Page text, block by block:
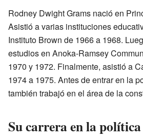
Rodney Dwight Grams nació en
Asistió a varias instituciones
Instituto Brown de 1966 a 1968.
estudios en Anoka-Ramsey
1970 y 1972. Finalmente, asistió a
1974 a 1975. Antes de entrar en la
también trabajó en el área de la
Su carrera en la política